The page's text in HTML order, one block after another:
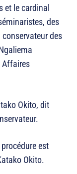
et le cardinal
des
des
Affaires
Okito, dit
est
Okito.